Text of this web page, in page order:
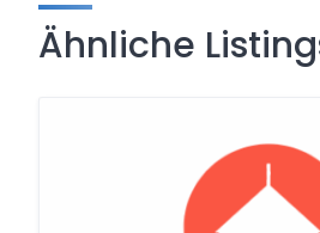
Ähnliche